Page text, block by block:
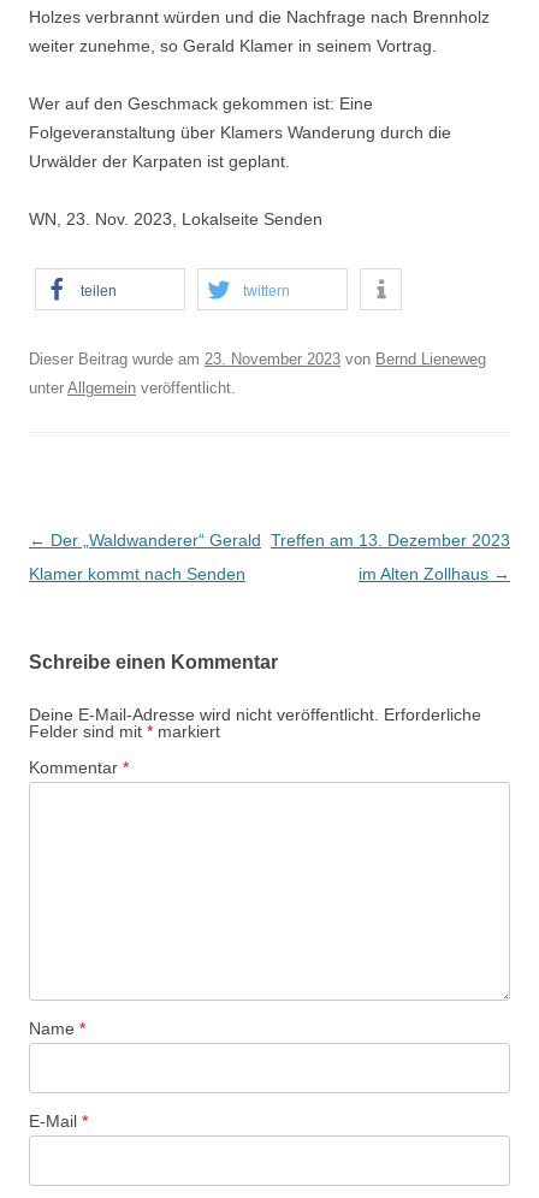
Holzes verbrannt würden und die Nachfrage nach Brennholz
weiter zunehme, so Gerald Klamer in seinem Vortrag.
Wer auf den Geschmack gekommen ist: Eine
Folgeveranstaltung über Klamers Wanderung durch die
Urwälder der Karpaten ist geplant.
WN, 23. Nov. 2023, Lokalseite Senden
teilen twittern
Dieser Beitrag wurde am 23. November 2023 von Bernd Lieneweg
unter Allgemein veröffentlicht.
B
e
r
a
g
s
t
o
← Der „Waldwanderer“ Gerald
Klamer kommt nach Senden
Treffen am 13. Dezember 2023
im Alten Zollhaus →
Schreibe einen Kommentar
Deine E-Mail-Adresse wird nicht veröffentlicht. Erforderliche
Felder sind mit * markiert
Kommentar *
Name *
E-Mail *